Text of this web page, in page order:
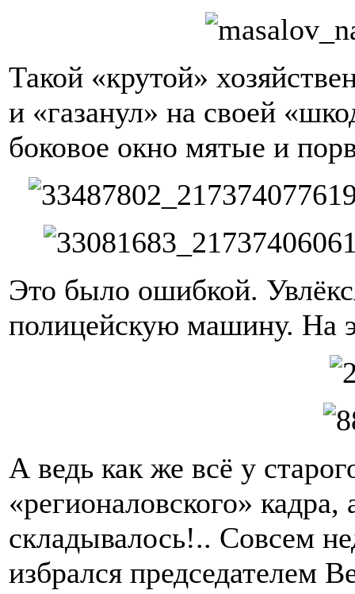
Такой «крутой»
и «газанул» на своей
боковое окно мятые и
Это было ошибкой.
полицейскую машину. На
А ведь как же всё у
«регионаловского»
складывалось!.. Совсем
избрался председателем